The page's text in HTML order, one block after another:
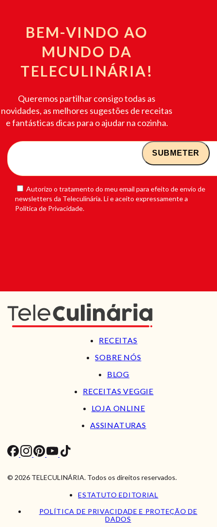
BEM-VINDO AO
MUNDO DA
TELECULINÁRIA!
Queremos partilhar consigo todas as
novidades, as melhores sugestões de receitas
e fantásticas dicas para o ajudar na cozinha.
Autorizo o tratamento do meu email para efeito de envio de
newsletters da Teleculinária. Li e aceito expressamente a
Política de Privacidade.
RECEITAS
SOBRE NÓS
BLOG
RECEITAS VEGGIE
LOJA ONLINE
ASSINATURAS
© 2026 TELECULINÁRIA. Todos os direitos reservados.
ESTATUTO EDITORIAL
POLÍTICA DE PRIVACIDADE E PROTEÇÃO DE
DADOS